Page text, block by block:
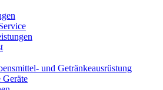
und Getränkeausrüstung